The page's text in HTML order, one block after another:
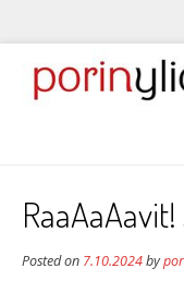
Posted on 7.10.2024by